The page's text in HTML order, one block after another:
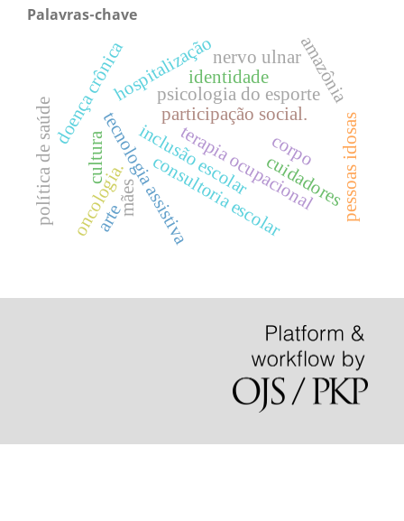
Palavras-chave
tecnologia assistivaterapia ocupacional
psicologia do esporte
participação social.
inclusão escolar
consultoria escolar
hospitalização
oncologia.
doença crônica
política de saúde mães cuidadores
cultura
arte
corpo
amazônia
identidade
pessoas idosas
nervo ulnar